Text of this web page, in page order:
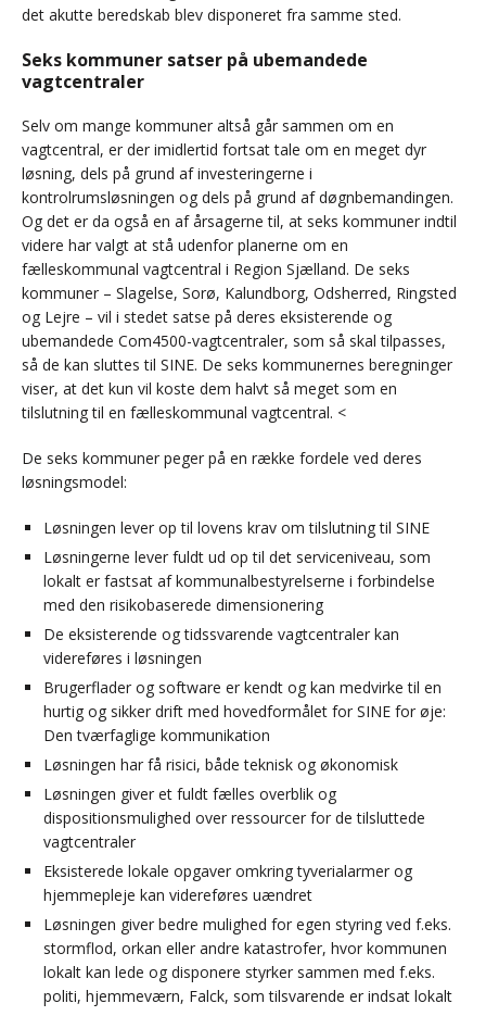
det akutte beredskab blev disponeret fra samme sted.
Seks kommuner satser på ubemandede
vagtcentraler
Selv om mange kommuner altså går sammen om en
vagtcentral, er der imidlertid fortsat tale om en meget dyr
løsning, dels på grund af investeringerne i
kontrolrumsløsningen og dels på grund af døgnbemandingen.
Og det er da også en af årsagerne til, at seks kommuner indtil
videre har valgt at stå udenfor planerne om en
fælleskommunal vagtcentral i Region Sjælland. De seks
kommuner – Slagelse, Sorø, Kalundborg, Odsherred, Ringsted
og Lejre – vil i stedet satse på deres eksisterende og
ubemandede Com4500-vagtcentraler, som så skal tilpasses,
så de kan sluttes til SINE. De seks kommunernes beregninger
viser, at det kun vil koste dem halvt så meget som en
tilslutning til en fælleskommunal vagtcentral. <
De seks kommuner peger på en række fordele ved deres
løsningsmodel:
Løsningen lever op til lovens krav om tilslutning til SINE
Løsningerne lever fuldt ud op til det serviceniveau, som
lokalt er fastsat af kommunalbestyrelserne i forbindelse
med den risikobaserede dimensionering
De eksisterende og tidssvarende vagtcentraler kan
videreføres i løsningen
Brugerflader og software er kendt og kan medvirke til en
hurtig og sikker drift med hovedformålet for SINE for øje:
Den tværfaglige kommunikation
Løsningen har få risici, både teknisk og økonomisk
Løsningen giver et fuldt fælles overblik og
dispositionsmulighed over ressourcer for de tilsluttede
vagtcentraler
Eksisterede lokale opgaver omkring tyverialarmer og
hjemmepleje kan videreføres uændret
Løsningen giver bedre mulighed for egen styring ved f.eks.
stormflod, orkan eller andre katastrofer, hvor kommunen
lokalt kan lede og disponere styrker sammen med f.eks.
politi, hjemmeværn, Falck, som tilsvarende er indsat lokalt